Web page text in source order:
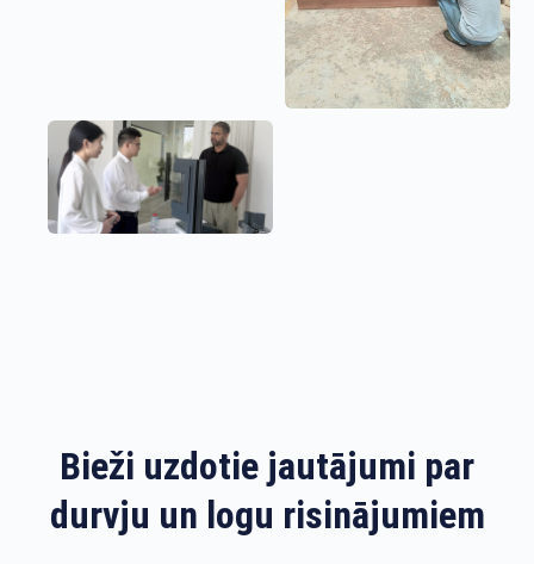
Bieži uzdotie jautājumi par
durvju un logu risinājumiem